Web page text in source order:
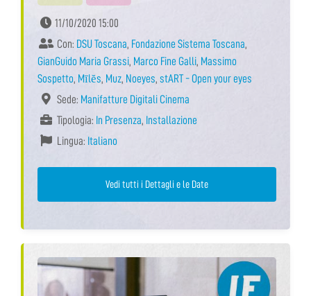
11/10/2020 15:00
Con: DSU Toscana, Fondazione Sistema Toscana,
GianGuido Maria Grassi, Marco Fine Galli, Massimo
Sospetto, Mīlĕs, Muz, Noeyes, stART - Open your eyes
Sede: Manifatture Digitali Cinema
Tipologia: In Presenza, Installazione
Lingua: Italiano
Vedi tutti i Dettagli e le Date